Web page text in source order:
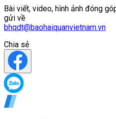
Bài viết, video, hình ảnh đóng
gửi về
bhqdt@baohaiquanvietnam.vn
Chia sẻ